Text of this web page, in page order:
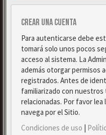
Crear una cuenta
Para autenticarse debe
tomará solo unos pocos
acceso al sistema. La
además otorgar permisos
registrados. Antes de
familiarizado con
relacionadas. Por favor
navega por el Sitio.
Condiciones de uso |